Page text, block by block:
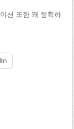
션 또한 꽤 정확하